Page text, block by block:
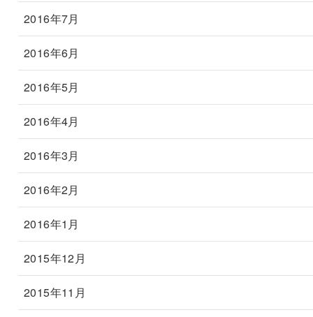
2016年7月
2016年6月
2016年5月
2016年4月
2016年3月
2016年2月
2016年1月
2015年12月
2015年11月